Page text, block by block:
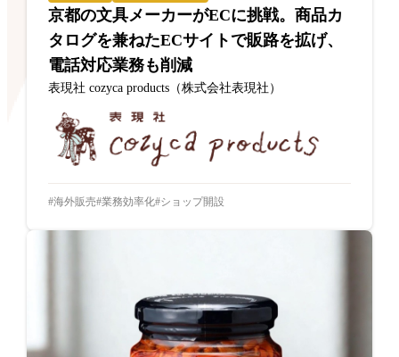
京都の文具メーカーがECに挑戦。商品カ
タログを兼ねたECサイトで販路を拡げ、
電話対応業務も削減
表現社 cozyca products（株式会社表現社）
海外販売 業務効率化 ショップ開設